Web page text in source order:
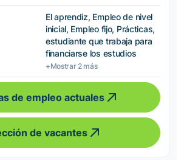
El aprendiz, Empleo de nivel
inicial, Empleo fijo, Prácticas,
estudiante que trabaja para
financiarse los estudios
+Mostrar 2 más
de empleo actuales
de vacantes